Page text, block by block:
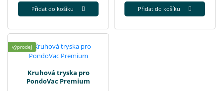
Přidat do košíku Přidat do košíku
výprodej
Kruhová tryska pro
PondoVac Premium